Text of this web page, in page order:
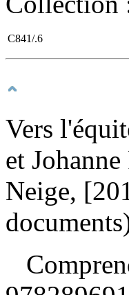
C841/.6
Vers
et
Neige,